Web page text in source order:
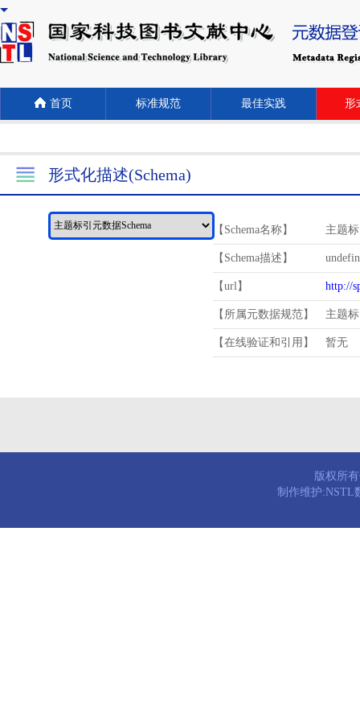
首页 标准规范 最佳实践 形
形式化描述(Schema)
【Schema名称】 主题
【Schema描述】
【url】 http://
【所属元数据规范】 主题
【在线验证和引用】 暂无
版权所
制作维护:NSTL